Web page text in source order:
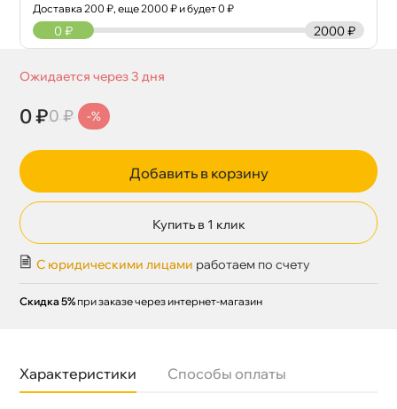
Доставка200 ₽, еще2000 ₽ и будет 0 ₽
2000 ₽
0 ₽
Ожидается через 3 дня
0 ₽0 ₽ -%
Добавить в корзину
Купить в 1 клик
С юридическими лицами работаем по счету
Скидка 5% при заказе через интернет-магазин
Характеристики Способы оплаты